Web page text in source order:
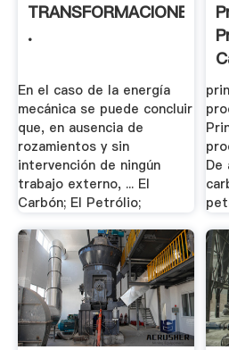
.
En el caso de la energía
mecánica se puede concluir
que, en ausencia de
rozamientos y sin
intervención de ningún
trabajo externo, ... El
Carbón; El Petrólio;
De